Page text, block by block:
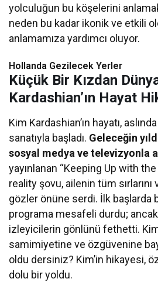
yolculuğun bu köşelerini
neden bu kadar ikonik ve etkili
anlamamıza yardımcı oluyor.
Hollanda Gezilecek Yerler
Küçük Bir Kızdan
Kardashian’ın Hayat
Kim Kardashian’ın hayatı,
sanatıyla başladı. Geleceğin
sosyal medya ve televizyonla
yayınlanan “Keeping Up with the
reality şovu, ailenin tüm sırlarını
gözler önüne serdi. İlk başlarda
programa mesafeli durdu;
izleyicilerin gönlünü fethetti.
samimiyetine ve özgüvenine
oldu dersiniz? Kim’in hikayesi,
dolu bir yoldu.